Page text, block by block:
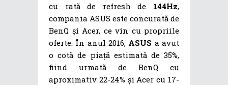
cu rată de refresh de 144Hz,
compania ASUS este concurată de
BenQ și Acer, ce vin cu propriile
oferte. În anul 2016, ASUS a avut
o cotă de piață estimată de 35%,
fiind urmată de BenQ cu
aproximativ 22-24% și Acer cu 17-